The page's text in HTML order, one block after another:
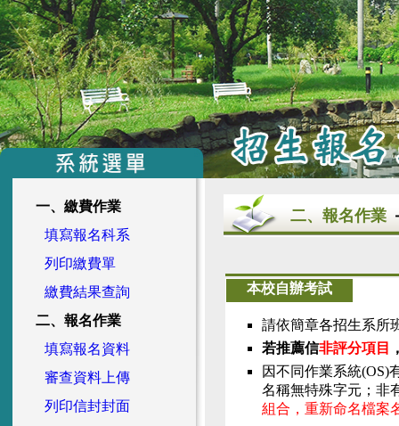
一、繳費作業
填寫報名科系
列印繳費單
繳費結果查詢
二、報名作業
填寫報名資料
審查資料上傳
列印信封封面
二、報名作業
本校自辦考試
請依簡章各招生系所
若推薦信非評分項目
因不同作業系統(OS)
名稱無特殊字元；非
組合，重新命名檔案